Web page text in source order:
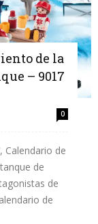
de la
– 9017
0
Calendario de
de
de
de